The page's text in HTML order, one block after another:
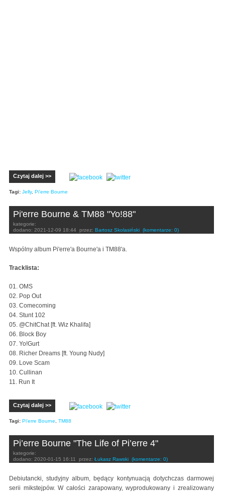
Czytaj dalej >>
Tagi: Jelly, Pi'erre Bourne
Pi'erre Bourne & TM88 "Yo!88"
kategorie:
dodano: 2021-12-09 18:44 przez: Bartosz Skolasiński (komentarze: 0)
Wspólny album Pi'erre'a Bourne'a i TM88'a.
Tracklista:
01. OMS
02. Pop Out
03. Comecoming
04. Stunt 102
05. @ChitChat [ft. Wiz Khalifa]
06. Block Boy
07. Yo!Gurt
08. Richer Dreams [ft. Young Nudy]
09. Love Scam
10. Cullinan
11. Run It
Czytaj dalej >>
Tagi: Pi'erre Bourne, TM88
Pi’erre Bourne "The Life of Pi’erre 4"
kategorie:
dodano: 2020-01-15 16:11 przez: Łukasz Rawski (komentarze: 0)
Debiutancki, studyjny album, będący kontynuacją dotychczas darmowej
serii mikstejpów. W całości zarapowany, wyprodukowany i zrealizowany